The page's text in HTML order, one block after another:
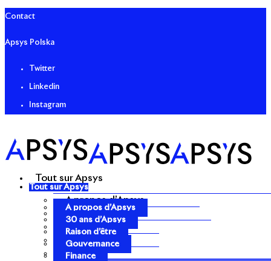
Contact
Apsys Polska
Twitter
Linkedin
Instagram
Tout sur Apsys
A propos d’Apsys
30 ans d’Apsys
Raison d’être
Gouvernance
Finance
Tout sur Apsys
A propos d’Apsys
30 ans d’Apsys
Raison d’être
Gouvernance
Finance